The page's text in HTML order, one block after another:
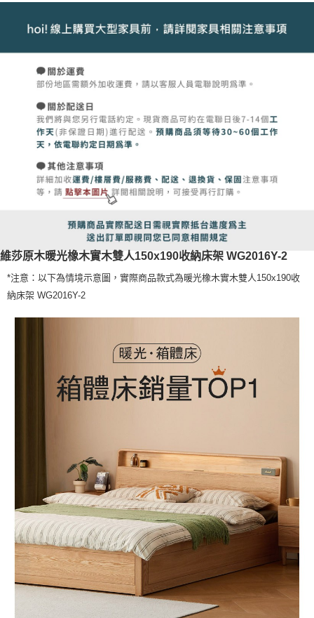
維莎原木暖光橡木實木雙人150x190收納床架 WG2016Y-2
*注意：以下為情境示意圖，實際商品款式為暖光橡木實木雙人150x190收
納床架 WG2016Y-2